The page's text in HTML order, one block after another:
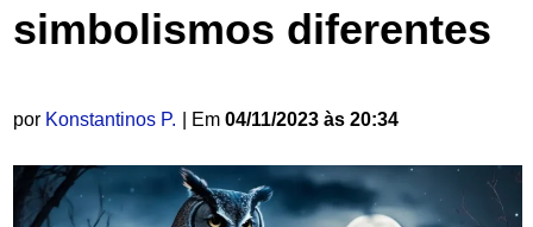
simbolismos diferentes
por Konstantinos P. | Em 04/11/2023 às 20:34